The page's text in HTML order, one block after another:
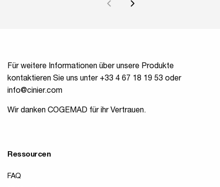
Für weitere Informationen über unsere Produkte
kontaktieren Sie uns unter +33 4 67 18 19 53 oder
info@cinier.com
Wir danken COGEMAD für ihr Vertrauen.
Ressourcen
FAQ